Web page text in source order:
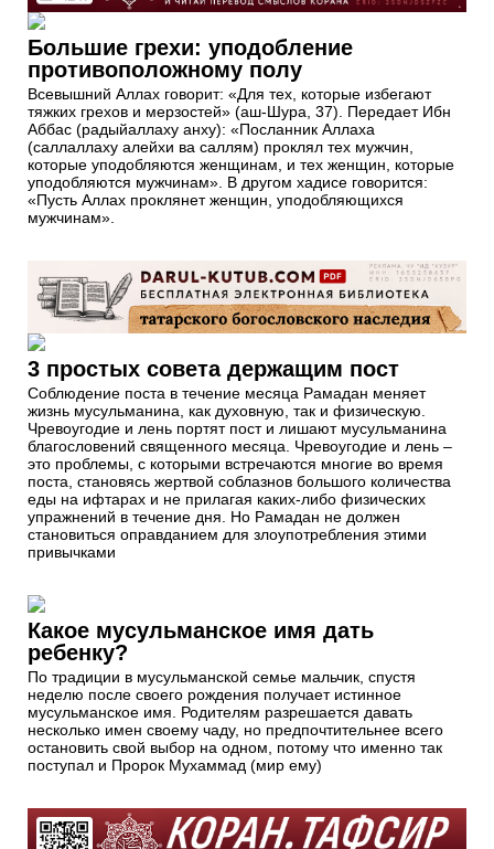
Большие грехи: уподобление
противоположному полу
Всевышний Аллах говорит: «Для тех, которые избегают
тяжких грехов и мерзостей» (аш-Шура, 37). Передает Ибн
Аббас (радыйаллаху анху): «Посланник Аллаха
(саллаллаху алейхи ва саллям) проклял тех мужчин,
которые уподобляются женщинам, и тех женщин, которые
уподобляются мужчинам». В другом хадисе говорится:
«Пусть Аллах проклянет женщин, уподобляющихся
мужчинам».
3 простых совета держащим пост
Соблюдение поста в течение месяца Рамадан меняет
жизнь мусульманина, как духовную, так и физическую.
Чревоугодие и лень портят пост и лишают мусульманина
благословений священного месяца. Чревоугодие и лень –
это проблемы, с которыми встречаются многие во время
поста, становясь жертвой соблазнов большого количества
еды на ифтарах и не прилагая каких-либо физических
упражнений в течение дня. Но Рамадан не должен
становиться оправданием для злоупотребления этими
привычками
Какое мусульманское имя дать
ребенку?
По традиции в мусульманской семье мальчик, спустя
неделю после своего рождения получает истинное
мусульманское имя. Родителям разрешается давать
несколько имен своему чаду, но предпочтительнее всего
остановить свой выбор на одном, потому что именно так
поступал и Пророк Мухаммад (мир ему)